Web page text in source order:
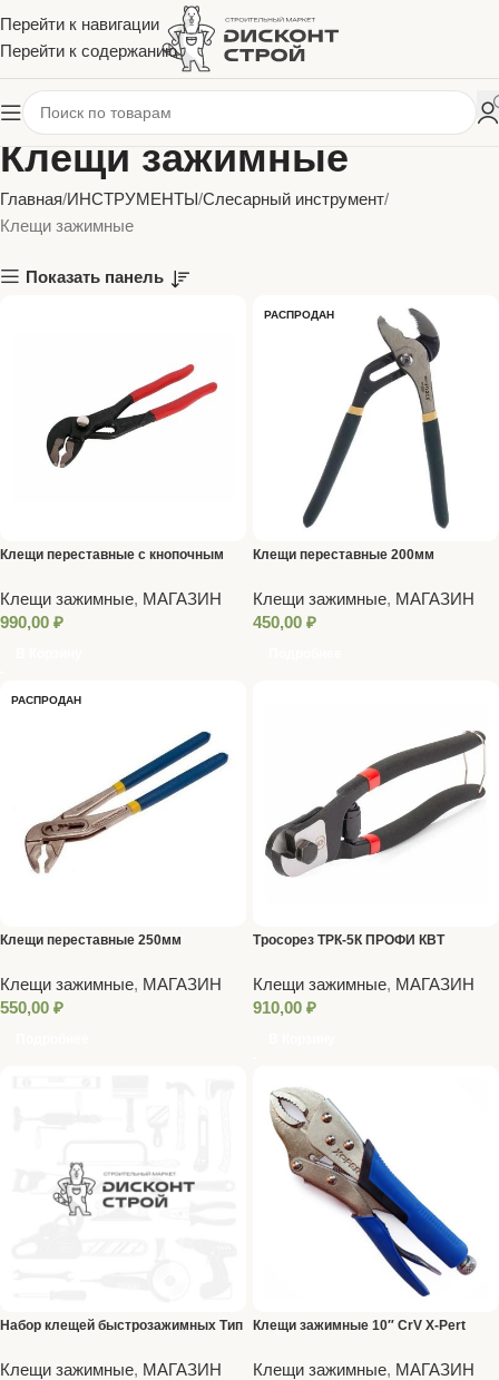
Перейти к навигации
Перейти к содержанию
Клещи зажимные
Главная ИНСТРУМЕНТЫ Слесарный инструмент
Клещи зажимные
Показать панель
Клещи переставные с кнопочным
Клещи зажимные, МАГАЗИН
990,00 ₽
РАСПРОДАН
Клещи переставные 200мм
Клещи зажимные, МАГАЗИН
450,00 ₽
РАСПРОДАН
Клещи переставные 250мм
Клещи зажимные, МАГАЗИН
550,00 ₽
Тросорез ТРК-5К ПРОФИ КВТ
Клещи зажимные, МАГАЗИН
910,00 ₽
Набор клещей быстрозажимных Тип
Клещи зажимные, МАГАЗИН
Клещи зажимные 10″ CrV X-Pert
Клещи зажимные, МАГАЗИН